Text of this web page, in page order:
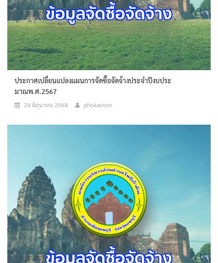
ประกาศเปลี่ยนแปลงแผนการจัดซื้อจัดจ้างประจำปีงบประ
มาณพ.ศ.2567
24 มิถุนายน 2568 phokaoton